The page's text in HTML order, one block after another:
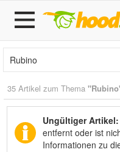
35 Artikel zum Thema
Ungültiger Artikel:
entfernt oder ist
Informationen zu